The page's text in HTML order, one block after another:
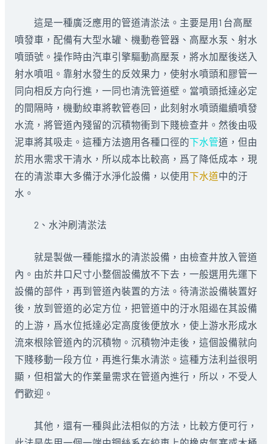
這是一種廣泛應用的管道清淤法。主要是用1 台高壓
噴發車，配備有大型水罐、機動卷管器、高壓水泵、射水
噴頭號。操作時由汽車引擎驅動高壓泵，將水加壓後送入
射水噴咀。靠射水發生的反效果力，使射水噴頭和膠管一
同向相反方向行進，一同也清洗管道壁。當噴頭抵達必定
的間隔時，機動絞車將軟管卷回，此刻射水噴頭繼續噴發
水流，將管道內殘留的沉積物衝到下賤檢查井。然後由吸
泥車將其吸走。這種方法適用各種口徑的下水管道，但由
於用水需求干清水，所以成本比較高，爲了降低成本，現
在的清淤車大多備汙水淨化設備，以使用下水道中的汙
水。
2、水沖刷清淤法
就是製做一種能擋水的清淤設備，由檢查井放入管道
內。由於井口尺寸小整個設備放不下去，一般選用先運下
設備的部件，再到管道內裝置的方法。待清淤設備裝置好
後，放到管道的必定方位，把管道中的汙水阻遏在其設備
的上游，爲水位抵達必定高度後便放水，使上游水形成水
流來根除管道內的沉積物。沉積物沖走後，這個設備就向
下賤移動一段方位，再進行集水清淤。這種方法利益很明
顯，但相當大的作業量需求在管道內進行，所以，不受人
們歡迎。
其他，還有一種與此法相似的方法，比較方便可行，